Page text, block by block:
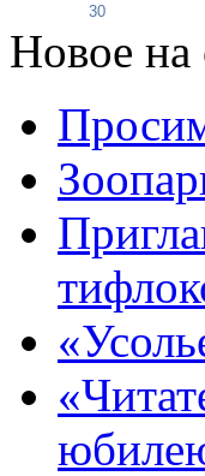
30
Новое на